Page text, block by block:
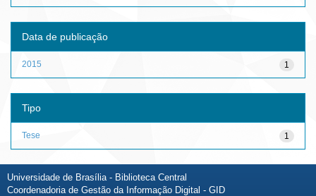
Data de publicação
1
2015
Tipo
1
Tese
Universidade de Brasília - Biblioteca Central
Coordenadoria de Gestão da Informação Digital - GID